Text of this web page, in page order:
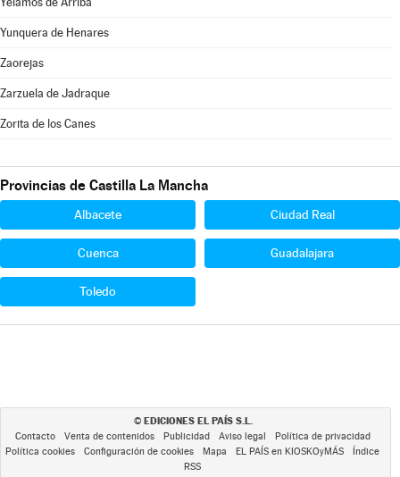
Yunquera de Henares
Zaorejas
Zarzuela de Jadraque
Zorita de los Canes
Provincias de Castilla La Mancha
Albacete Ciudad Real
Cuenca Guadalajara
Toledo
© EDICIONES EL PAÍS S.L.
Contacto Venta de contenidos Publicidad Aviso legal
Política de privacidad
Política cookies
Configuración de cookies Mapa EL PAÍS en KIOSKOyMÁS
Índice
RSS